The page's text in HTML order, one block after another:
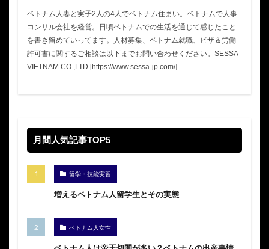
ベトナム人妻と実子2人の4人でベトナム住まい。ベトナムで人事
コンサル会社を経営。日頃ベトナムでの生活を通じて感じたこと
を書き留めていってます。人材募集、ベトナム就職、ビザ＆労働
許可書に関するご相談は以下までお問い合わせください。SESSA
VIETNAM CO.,LTD [https://www.sessa-jp.com/]
月間人気記事TOP5
留学・技能実習
増えるベトナム人留学生とその実態
ベトナム人女性